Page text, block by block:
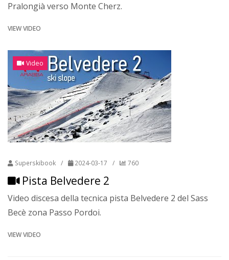
Pralongià verso Monte Cherz.
VIEW VIDEO
Video
Superskibook / 2024-03-17 / 760
Pista Belvedere 2
Video discesa della tecnica pista Belvedere 2 del Sass
Becè zona Passo Pordoi.
VIEW VIDEO